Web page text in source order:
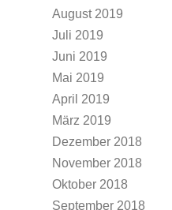
August 2019
Juli 2019
Juni 2019
Mai 2019
April 2019
März 2019
Dezember 2018
November 2018
Oktober 2018
September 2018